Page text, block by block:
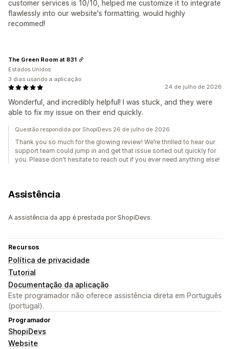
customer services is 10/10, helped me customize it to integrate
flawlessly into our website's formatting. would highly
recommed!
24 de julho de 2026
Wonderful, and incredibly helpful! I was stuck, and they were
able to fix my issue on their end quickly.
The Green Room at 831
Estados Unidos
3 dias usando a aplicação
Questão respondida por ShopiDevs 26 de julho de 2026
Thank you so much for the glowing review! We’re thrilled to hear our
support team could jump in and get that issue sorted out quickly for
you. Please don't hesitate to reach out if you ever need anything else!
Assistência
A assistência da app é prestada por ShopiDevs.
Recursos
Política de privacidade
Tutorial
Documentação da aplicação
Este programador não oferece assistência direta em Português
(portugal).
Programador
ShopiDevs
Website